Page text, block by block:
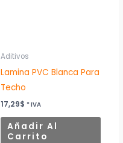
Aditivos
Lamina PVC Blanca Para
Techo
17,29$ * IVA
Añadir Al
Carrito